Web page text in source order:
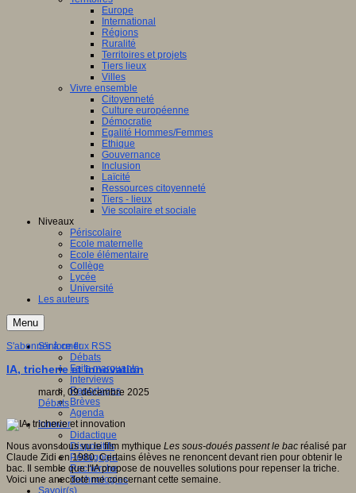
Europe
International
Régions
Ruralité
Territoires et projets
Tiers lieux
Villes
Vivre ensemble
Citoyenneté
Culture européenne
Démocratie
Egalité Hommes/Femmes
Ethique
Gouvernance
Inclusion
Laïcité
Ressources citoyenneté
Tiers - lieux
Vie scolaire et sociale
Niveaux
Périscolaire
Ecole maternelle
Ecole élémentaire
Collège
Lycée
Université
Les auteurs
Menu
S'informer
Débats
Faits marquants
Interviews
Reportages
Brèves
Agenda
Innover
Didactique
Dispositifs
Pédagogie
Recherche
Technologies
Savoir(s)
S'abonner à ce flux RSS
IA, tricherie et innovation
mardi, 09 décembre 2025
Débats
Nous avons tous vu le film mythique Les sous-doués passent le bac réalisé par
Claude Zidi en 1980. Certains élèves ne renoncent devant rien pour obtenir le
bac. Il semble que l'IA propose de nouvelles solutions pour repenser la triche.
Voici une anecdote me concernant cette semaine.